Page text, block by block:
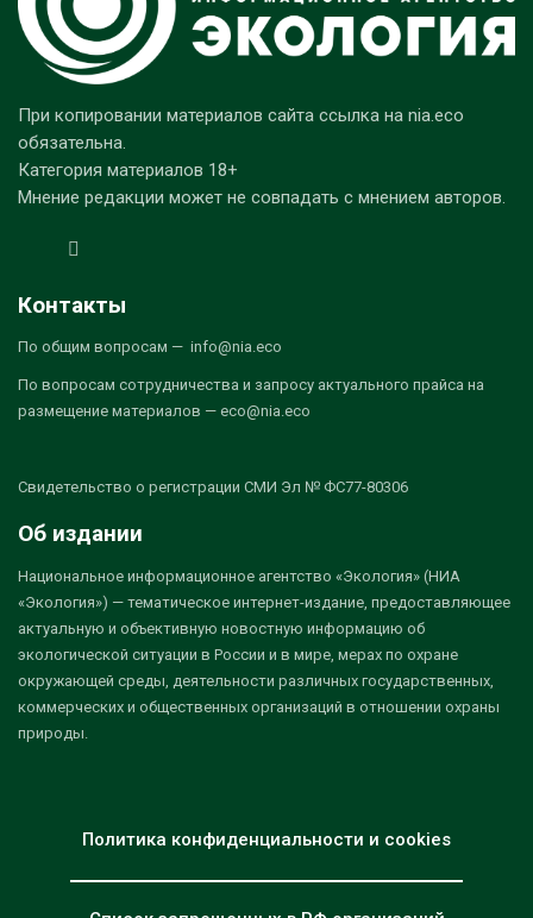
При копировании материалов сайта ссылка на nia.eco
обязательна.
Категория материалов 18+
Мнение редакции может не совпадать с мнением авторов.
Контакты
По общим вопросам — info@nia.eco
По вопросам сотрудничества и запросу актуального прайса на
размещение материалов — eco@nia.eco
Свидетельство о регистрации СМИ Эл № ФС77-80306
Об издании
Национальное информационное агентство «Экология» (НИА
«Экология») — тематическое интернет-издание, предоставляющее
актуальную и объективную новостную информацию об
экологической ситуации в России и в мире, мерах по охране
окружающей среды, деятельности различных государственных,
коммерческих и общественных организаций в отношении охраны
природы.
Политика конфиденциальности и cookies